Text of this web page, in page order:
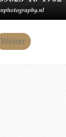
Weiter